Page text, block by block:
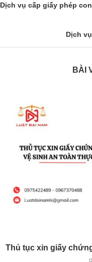
Dịch vụ cấp giấy phép
Dịch
BÀI
Thủ tục xin giấy